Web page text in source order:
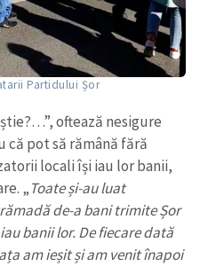
Partidului Șor
oftează nesigure
că pot să rămână fără
locali își iau lor banii,
„Toate și-au luat
de-a bani trimite Șor
banii lor. De fiecare dată
am ieșit și am venit înapoi